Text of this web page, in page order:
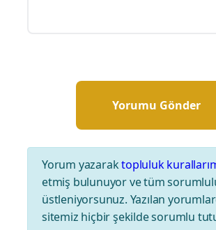
Yorum yazaraktopluluk
etmiş bulunuyor ve tüm
üstleniyorsunuz. Yazılan
sitemiz hiçbir şekilde sorumlu